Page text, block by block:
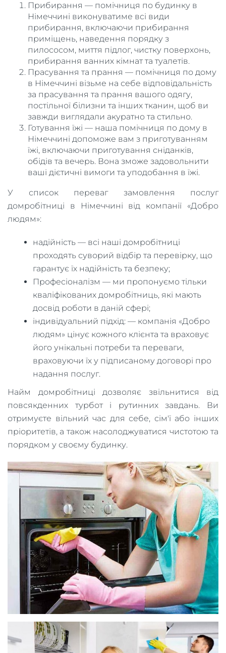
Прибирання — помічниця по будинку в
Німеччині виконуватиме всі види
прибирання, включаючи прибирання
приміщень, наведення порядку з
пилососом, миття підлог, чистку поверхонь,
прибирання ванних кімнат та туалетів.
Прасування та прання — помічниця по дому
в Німеччині візьме на себе відповідальність
за прасування та прання вашого одягу,
постільної білизни та інших тканин, щоб ви
завжди виглядали акуратно та стильно.
Готування їжі — наша помічниця по дому в
Німеччині допоможе вам з приготуванням
їжі, включаючи приготування сніданків,
обідів та вечерь. Вона зможе задовольнити
ваші дієтичні вимоги та уподобання в їжі.
У список переваг замовлення послуг
домробітниці в Німеччині від компанії «Добро
людям»:
надійність — всі наші домробітниці
проходять суворий відбір та перевірку, що
гарантує їх надійність та безпеку;
Професіоналізм — ми пропонуємо тільки
кваліфікованих домробітниць, які мають
досвід роботи в даній сфері;
індивідуальний підхід: — компанія «Добро
людям» цінує кожного клієнта та враховує
його унікальні потреби та переваги,
враховуючи їх у підписаному договорі про
надання послуг.
Найм домробітниці дозволяє звільнитися від
повсякденних турбот і рутинних завдань. Ви
отримуєте вільний час для себе, сім'ї або інших
пріоритетів, а також насолоджуватися чистотою та
порядком у своєму будинку.